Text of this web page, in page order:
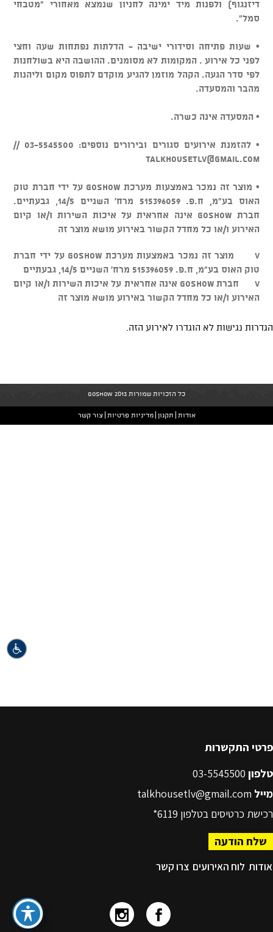
פרטי התקשרות
טלפון
מייל talkhousetlv@gmail.com
רכישת כרטיסים בטלפון 6119*
שלח הודעה
אודות לוח האירועים צרו קשר